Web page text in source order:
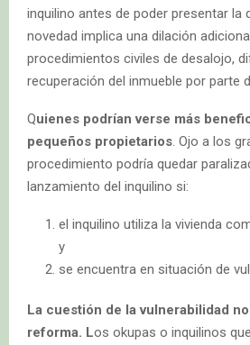
inquilino antes de poder presentar la
novedad implica una dilación
procedimientos civiles de desalojo,
recuperación del inmueble por parte
Quienes podrían verse más
pequeños propietarios. Ojo a los
procedimiento podría quedar
lanzamiento del inquilino si:
el inquilino utiliza la vivienda
y
se encuentra en situación de
La cuestión de la vulnerabilidad
reforma. Los okupas o inquilinos